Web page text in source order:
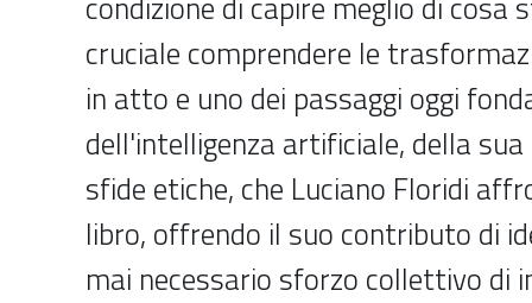
cruciale comprendere le
in atto e uno dei passaggi oggi
dell'intelligenza artificiale, della
sfide etiche, che Luciano Floridi
libro, offrendo il suo contributo di
mai necessario sforzo collettivo di